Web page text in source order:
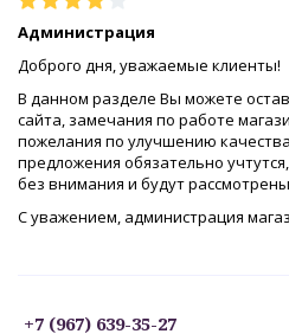
Администрация
Доброго дня, уважаемые клиенты!
В данном разделе Вы можете
сайта, замечания по работе
пожелания по улучшению
предложения обязательно
без внимания и будут
С уважением, администрация
+7 (967) 639-35-27